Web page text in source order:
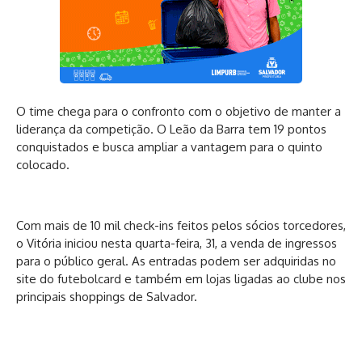
O time chega para o confronto com o objetivo de manter a
liderança da competição. O Leão da Barra tem 19 pontos
conquistados e busca ampliar a vantagem para o quinto
colocado.
Com mais de 10 mil check-ins feitos pelos sócios torcedores,
o Vitória iniciou nesta quarta-feira, 31, a venda de ingressos
para o público geral. As entradas podem ser adquiridas no
site do futebolcard e também em lojas ligadas ao clube nos
principais shoppings de Salvador.